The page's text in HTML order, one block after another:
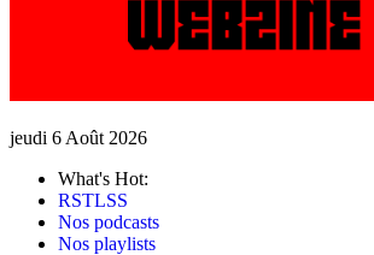
jeudi 6 Août 2026
What's Hot:
RSTLSS
Nos podcasts
Nos playlists